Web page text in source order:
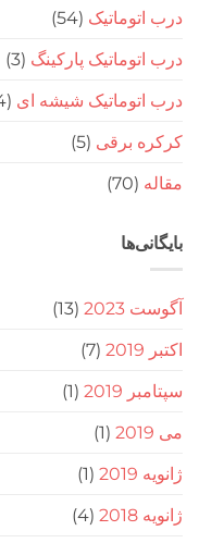
(54)
پارکینگ (3)
شیشه ای(4)
برقی(5)
(13)
(7)
(1)
(1)
(1)
(4)